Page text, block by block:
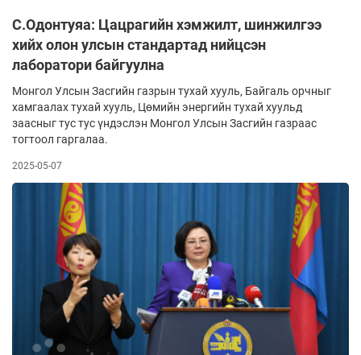
С.Одонтуяа: Цацрагийн хэмжилт, шинжилгээ
хийх олон улсын стандартад нийцсэн
лаборатори байгуулна
Монгол Улсын Засгийн газрын тухай хууль, Байгаль орчныг
хамгаалах тухай хууль, Цөмийн энергийн тухай хуульд
заасныг тус тус үндэслэн Монгол Улсын Засгийн газраас
тогтоол гаргалаа.
2025-05-07